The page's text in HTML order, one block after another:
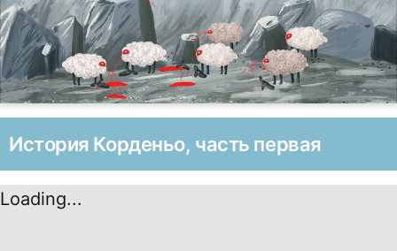
История Корденьо, часть первая
Loading...